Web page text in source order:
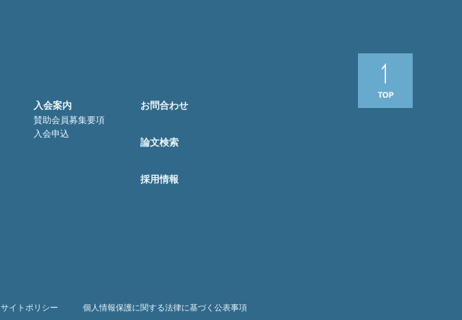
入会案内
賛助会員募集要項
入会申込
お問合わせ
論文検索
採用情報
サイトポリシー 個人情報保護に関する法律に基づく公表事項